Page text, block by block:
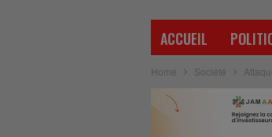
ACCUEIL
Home Société